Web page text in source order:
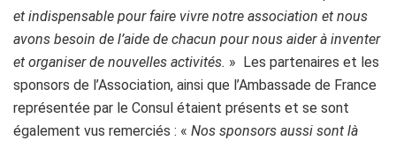
et indispensable pour faire vivre notre association et nous
avons besoin de l’aide de chacun pour nous aiderà inventer
et organiser de nouvelles activités. » Les partenaires et les
sponsors de l’Association, ainsi que l’Ambassade de France
représentée par le Consul étaient présents et se sont
également vus remerciés : « Nos sponsors aussi sont là